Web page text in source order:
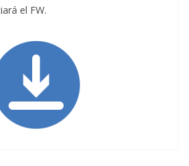
el FW.